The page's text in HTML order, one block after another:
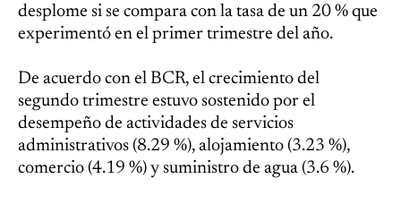
desplome si se compara con la tasa de un 20 % que
experimentó en el primer trimestre del año.
De acuerdo con el BCR, el crecimiento del
segundo trimestre estuvo sostenido por el
desempeño de actividades de servicios
administrativos (8.29 %), alojamiento (3.23 %),
comercio (4.19 %) y suministro de agua (3.6 %).